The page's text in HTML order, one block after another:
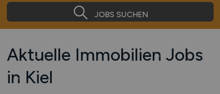
JOBS SUCHEN
Aktuelle Immobilien Jobs
in Kiel